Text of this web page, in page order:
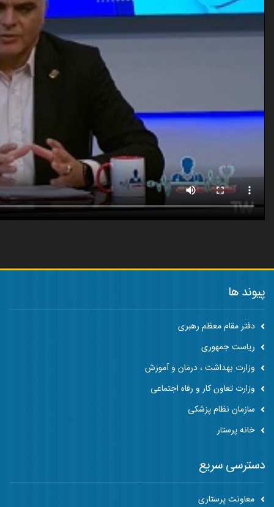
پیوند ها
دفتر مقام معظم رهبری
ریاست جمهوری
وزارت بهداشت ، درمان و آموزش
وزارت تعاون کار و رفاه اجتماعی
سازمان نظام پزشکی
خانه پرستار
دسترسی سریع
معاونت پرستاری